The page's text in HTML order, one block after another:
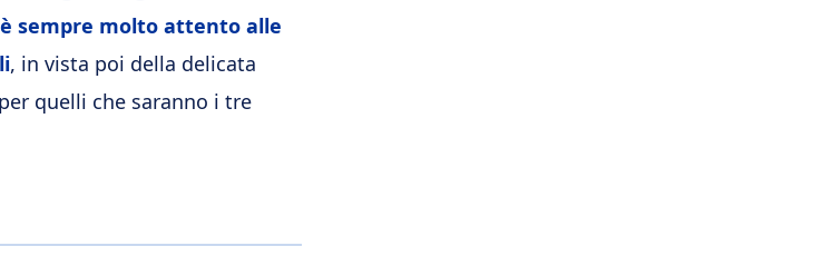
sempre molto attento alle
, in vista poi della delicata
quelli che saranno i tre